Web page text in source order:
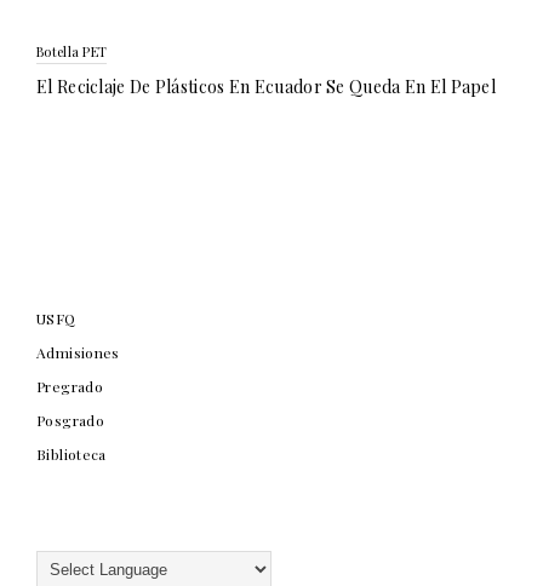
Botella PET
El Reciclaje De Plásticos En Ecuador Se Queda En El Papel
USFQ
Admisiones
Pregrado
Posgrado
Biblioteca